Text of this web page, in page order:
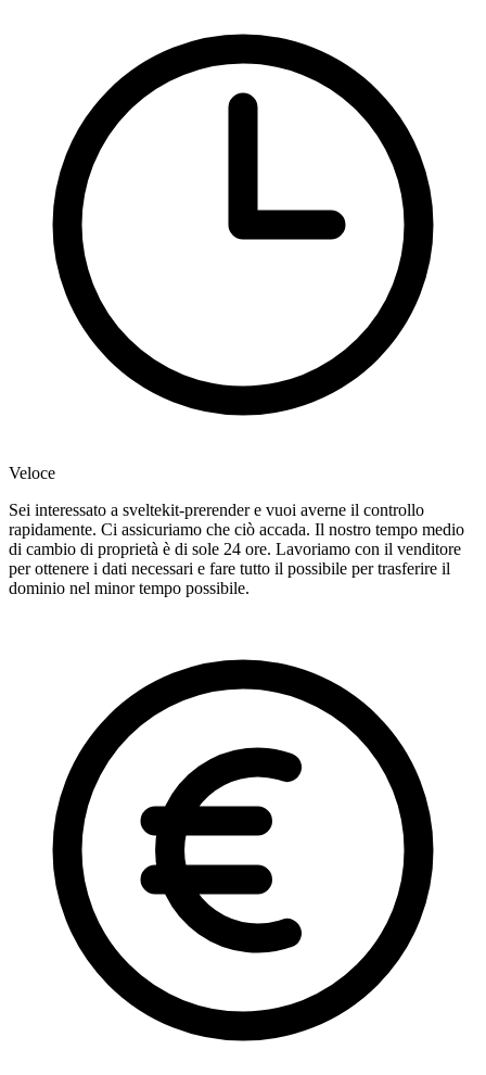
Veloce
Sei interessato a sveltekit-prerender e vuoi averne il controllo
rapidamente. Ci assicuriamo che ciò accada. Il nostro tempo medio
di cambio di proprietà è di sole 24 ore. Lavoriamo con il venditore
per ottenere i dati necessari e fare tutto il possibile per trasferire il
dominio nel minor tempo possibile.